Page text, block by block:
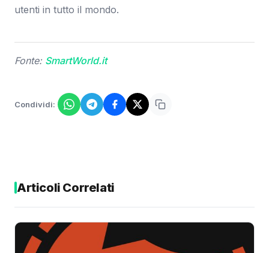
utenti in tutto il mondo.
Fonte: SmartWorld.it
Condividi:
Articoli Correlati